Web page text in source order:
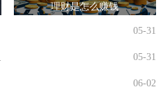
理财是怎么赚钱
05-31
05-31
06-02